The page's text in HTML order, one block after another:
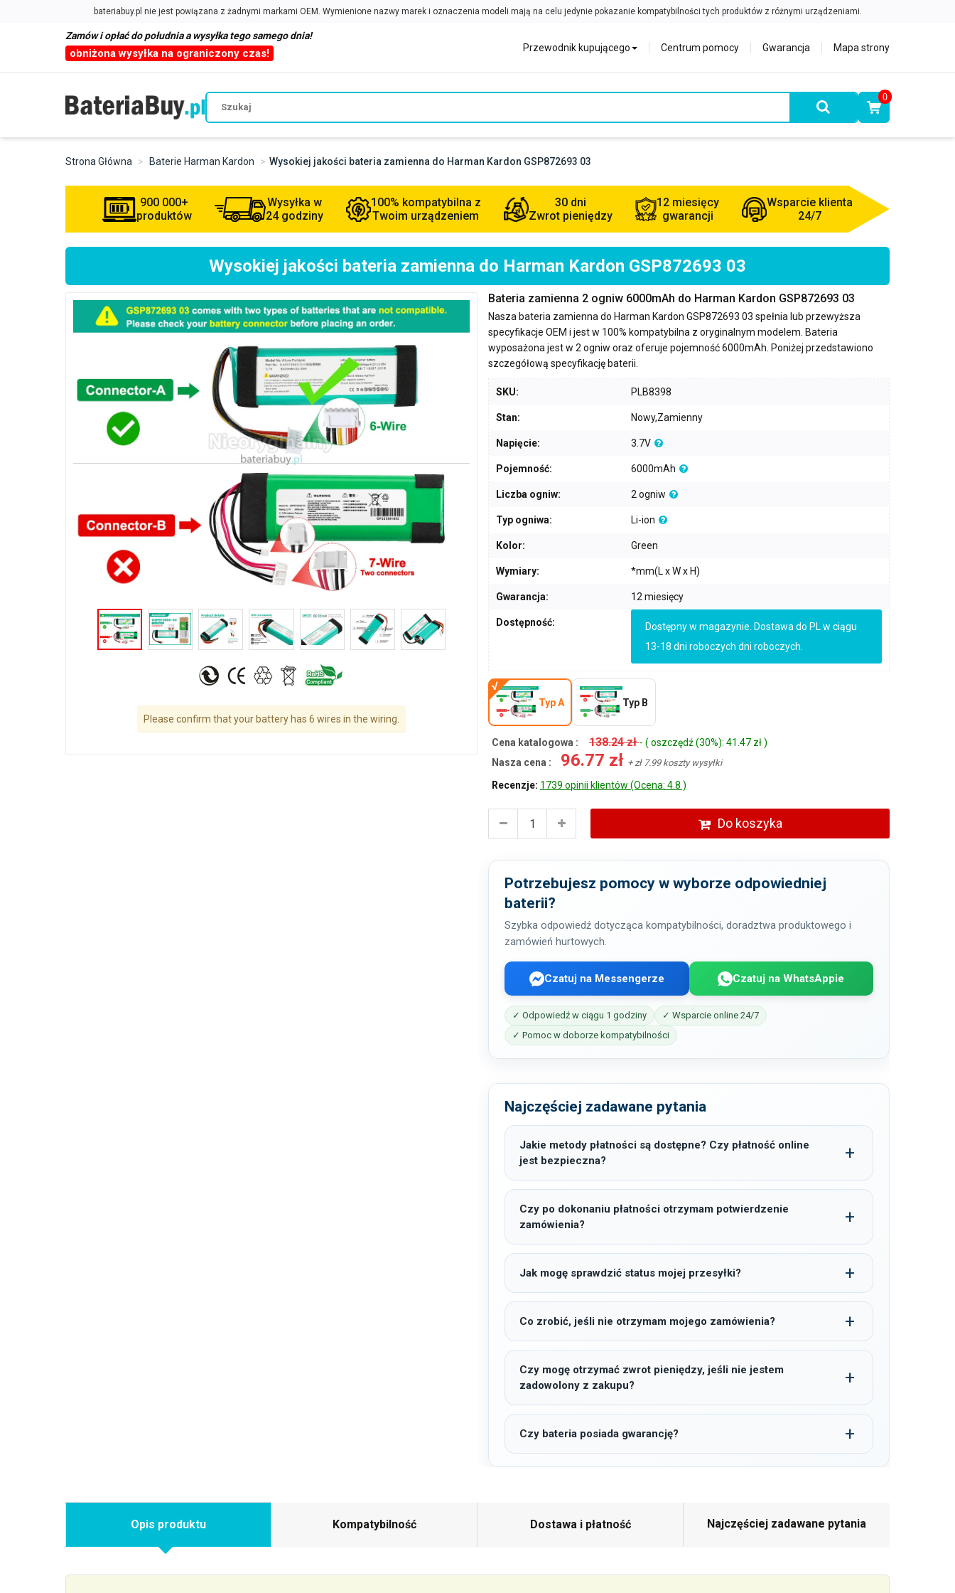
Zamów i opłać do południa a wysyłka tego samego dnia!
obniżona wysyłka na ograniczony czas! Przewodnik kupującego Centrum pomocy Gwarancja Mapa strony
0
Strona Główna Baterie Harman Kardon Wysokiej jakości bateria zamienna do Harman Kardon GSP872693 03
900 000+
produktów
Wysyłka w
24 godziny
100% kompatybilna z
Twoim urządzeniem
30 dni
Zwrot pieniędzy
12 miesięcy
gwarancji
Wsparcie klienta
24/7
Wysokiej jakości bateria zamienna do Harman Kardon GSP872693 03
Please confirm that your battery has 6 wires in the wiring.
Bateria zamienna 2 ogniw 6000mAh do Harman Kardon GSP872693 03
Nasza bateria zamienna do Harman Kardon GSP872693 03 spełnia lub przewyższa
specyfikacje OEM i jest w 100% kompatybilna z oryginalnym modelem. Bateria
wyposażona jest w 2 ogniw oraz oferuje pojemność6000mAh . Poniżej przedstawiono
szczegółową specyfikację baterii.
SKU: PLB8398
Stan: Nowy,Zamienny
Napięcie: 3.7V
Pojemność: 6000mAh
Liczba ogniw: 2 ogniw
Typ ogniwa: Li-ion
Kolor: Green
Wymiary: *mm(L x W x H)
Gwarancja: 12 miesięcy
Dostępność:
Dostępny w magazynie. Dostawa do PL w ciągu
13-18 dni roboczych dni roboczych.
Typ A Typ B
Cena katalogowa : 138.24 zł- ( oszczędź (30%): 41.47 zł )
Nasza cena :
96.77 zł + zł 7.99 koszty wysyłki
Recenzje: 1739 opinii klientów (Ocena: 4.8 )
Do koszyka
Potrzebujesz pomocy w wyborze odpowiedniej
baterii?
Szybka odpowiedź dotycząca kompatybilności, doradztwa produktowego i
zamówień hurtowych.
Czatuj na Messengerze Czatuj na WhatsAppie
✓ Odpowiedź w ciągu 1 godziny
✓ Wsparcie online 24/7
✓ Pomoc w doborze kompatybilności
Najczęściej zadawane pytania
Jakie metody płatności są dostępne? Czy płatność online
jest bezpieczna?
Czy po dokonaniu płatności otrzymam potwierdzenie
zamówienia?
Jak mogę sprawdzić status mojej przesyłki?
Co zrobić, jeśli nie otrzymam mojego zamówienia?
Czy mogę otrzymać zwrot pieniędzy, jeśli nie jestem
zadowolony z zakupu?
Czy bateria posiada gwarancję?
Opis produktu Kompatybilność Dostawa i płatność Najczęściej zadawane pytania